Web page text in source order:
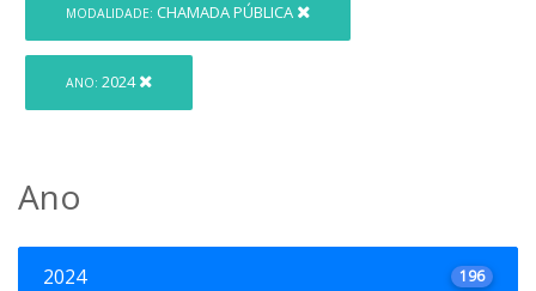
MODALIDADE: CHAMADA PÚBLICA
ANO: 2024
Ano
2024 196